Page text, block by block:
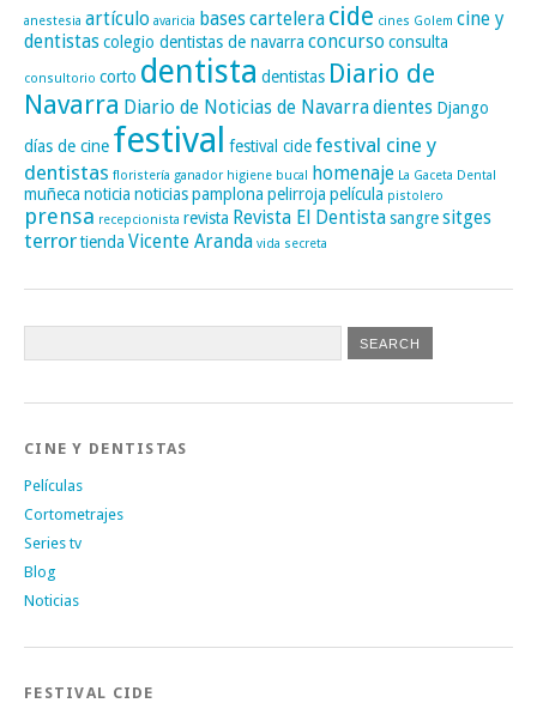
anestesia artículo avaricia basescartelera cide cines Golem cine y
dentistascolegio dentistas de navarra concurso consulta
consultorio corto dentista dentistas Diario de
Navarra Diario de Noticias de Navarradientes Django
días de cine festival festival cidefestival cine y
dentistas floristería ganador higiene bucal homenaje La Gaceta Dental
muñeca noticia noticiaspamplona pelirroja película pistolero
prensa recepcionista revista Revista El Dentistasangresitges
terrortienda Vicente Aranda vida secreta
CINE Y DENTISTAS
Películas
Cortometrajes
Series tv
Blog
Noticias
FESTIVAL CIDE